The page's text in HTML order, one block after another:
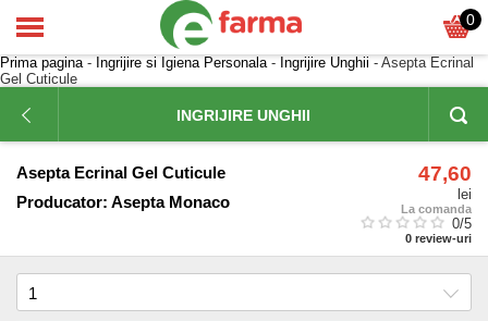
0
Prima pagina- Ingrijire si Igiena Personala- Ingrijire Unghii - Asepta Ecrinal
Gel Cuticule
INGRIJIRE UNGHII
Asepta Ecrinal Gel Cuticule
Producator: Asepta Monaco
47,60
lei
La comanda
0/5
0 review-uri